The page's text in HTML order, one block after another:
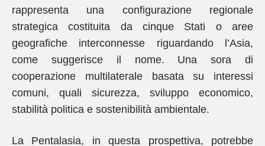
rappresenta una configurazione regionale
strategica costituita da cinque Stati o aree
geografiche interconnesse riguardando l’Asia,
come suggerisce il nome. Una sora di
cooperazione multilaterale basata su interessi
comuni, quali sicurezza, sviluppo economico,
stabilità politica e sostenibilità ambientale.
La Pentalasia, in questa prospettiva, potrebbe